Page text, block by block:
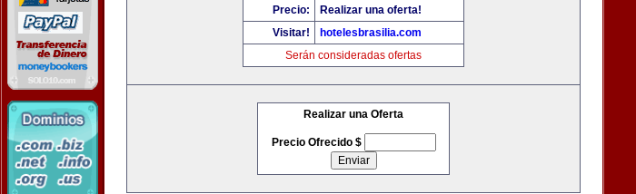
Precio:
Realizar una oferta!
Visitar!
hotelesbrasilia.com
Serán consideradas ofertas
Realizar una Oferta
Precio Ofrecido $